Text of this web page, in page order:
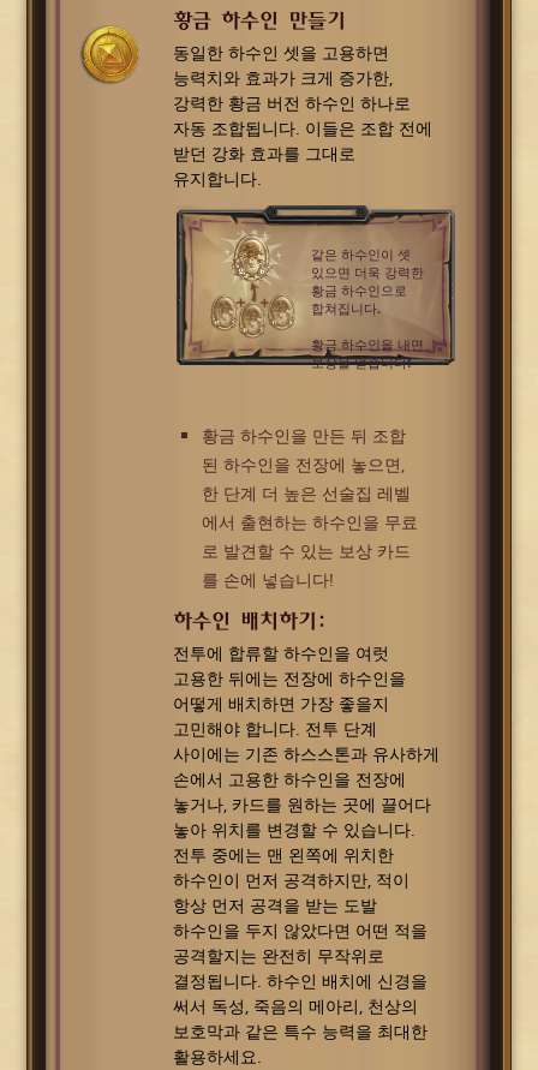
황금 하수인 만들기
동일한 하수인 셋을 고용하면
능력치와 효과가 크게 증가한,
강력한 황금 버전 하수인 하나로
자동 조합됩니다. 이들은 조합 전에
받던 강화 효과를 그대로
유지합니다.
같은 하수인이 셋
있으면 더욱 강력한
황금 하수인으로
합쳐집니다.
황금 하수인을 내면
보상을 얻습니다!
황금 하수인을 만든 뒤 조합
된 하수인을 전장에 놓으면,
한 단계 더 높은 선술집 레벨
에서 출현하는 하수인을 무료
로 발견할 수 있는 보상 카드
를 손에 넣습니다!
하수인 배치하기:
전투에 합류할 하수인을 여럿
고용한 뒤에는 전장에 하수인을
어떻게 배치하면 가장 좋을지
고민해야 합니다. 전투 단계
사이에는 기존 하스스톤과 유사하게
손에서 고용한 하수인을 전장에
놓거나, 카드를 원하는 곳에 끌어다
놓아 위치를 변경할 수 있습니다.
전투 중에는 맨 왼쪽에 위치한
하수인이 먼저 공격하지만, 적이
항상 먼저 공격을 받는 도발
하수인을 두지 않았다면 어떤 적을
공격할지는 완전히 무작위로
결정됩니다. 하수인 배치에 신경을
써서 독성, 죽음의 메아리, 천상의
보호막과 같은 특수 능력을 최대한
활용하세요.